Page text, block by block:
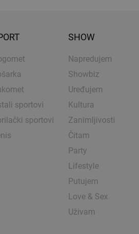
sportovi
sportovi
SHOW
Napredujem
Showbiz
Uređujem
Kultura
Zanimljivosti
Čitam
Party
Lifestyle
Putujem
Love & Sex
Uživam